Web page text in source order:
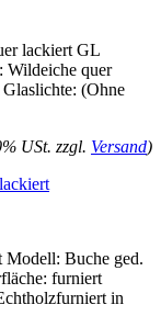
lackiert GL
Wildeiche quer
(Ohne
USt. zzgl. Versand)
Modell: Buche ged.
furniert
in